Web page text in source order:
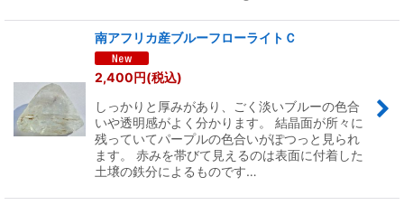
南アフリカ産ブルーフローライトＣ
2,400円(税込)
しっかりと厚みがあり、ごく淡いブルーの色合
いや透明感がよく分かります。 結晶面が所々に
残っていてパープルの色合いがぽつっと見られ
ます。 赤みを帯びて見えるのは表面に付着した
土壌の鉄分によるものです…